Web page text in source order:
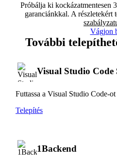
Próbálja ki kockázatmentesen
garanciánkkal. A részletekért
Vágjon
További
Visual Studio Code
Futtassa a Visual Studio Code-
Telepítés
1Backend